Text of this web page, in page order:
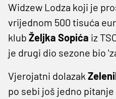
Widzew Lodza koji je
vrijednom 500 tisuća
klub Željka Sopića iz
je drugi dio sezone bio
Vjerojatni dolazak
po sebi još jedno pitanje